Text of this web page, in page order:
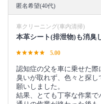
匿名希望(40代)
車クリーニング(車内清掃)
本革シート(排泄物)も消臭
5.00
認知症の父を車に乗せた
臭いが取れず、色々と探し
願いしました。
結果、とても丁寧な作業